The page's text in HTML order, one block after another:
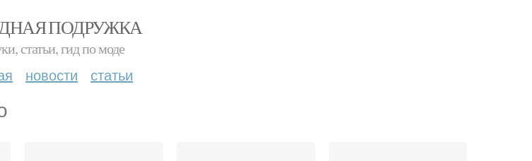
ПОДРУЖКА
статьи, гид по моде
новости статьи